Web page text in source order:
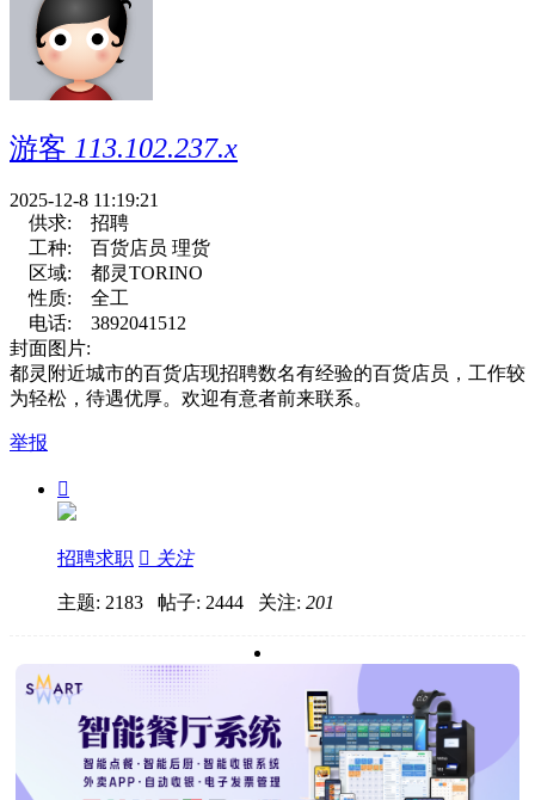
游客 113.102.237.x
2025-12-8 11:19:21
供求:
招聘
工种:
百货店员 理货
区域:
都灵TORINO
性质:
全工
电话:
3892041512
封面图片:
都灵附近城市的百货店现招聘数名有经验的百货店员，工作较
为轻松，待遇优厚。欢迎有意者前来联系。
举报

招聘求职  关注
主题: 2183 帖子: 2444 关注: 201